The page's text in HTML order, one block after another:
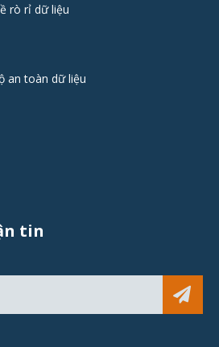
rò rỉ dữ liệu
an toàn dữ liệu
tin
Sub